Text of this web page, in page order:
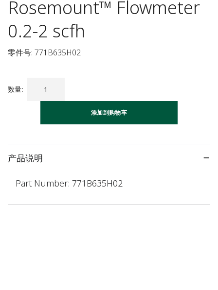
Rosemount™ Flowmeter
0.2-2 scfh
零件号: 771B635H02
数量:
添加到购物车
产品说明
Part Number: 771B635H02